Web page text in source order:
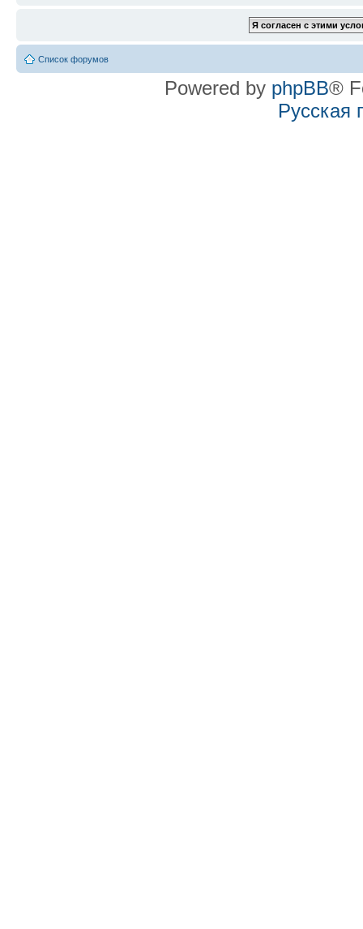
Список форумов
Powered by phpBB®
Русская